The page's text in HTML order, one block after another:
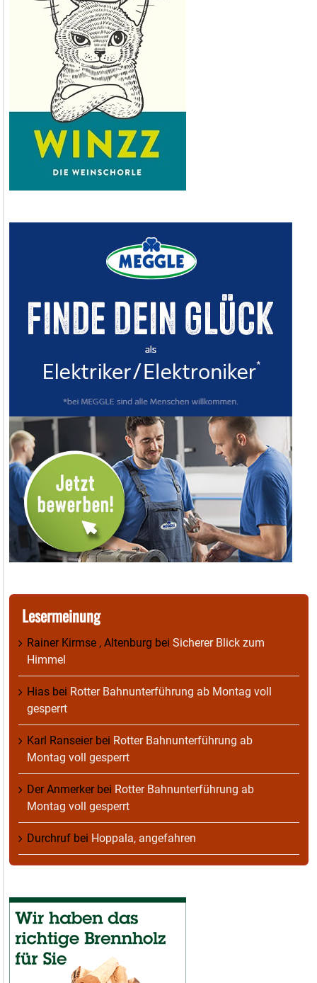
Lesermeinung
Rainer Kirmse , Altenburg bei Sicherer Blick zum
Himmel
Hias bei Rotter Bahnunterführung ab Montag voll
gesperrt
Karl Ranseierbei Rotter Bahnunterführung ab
Montag voll gesperrt
Der Anmerkerbei Rotter Bahnunterführung ab
Montag voll gesperrt
Durchruf bei Hoppala, angefahren